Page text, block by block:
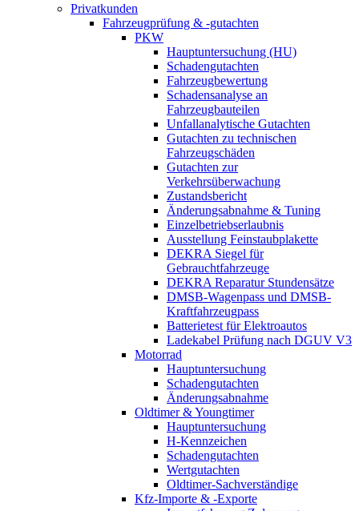
Privatkunden
Fahrzeugprüfung & -gutachten
PKW
Hauptuntersuchung (HU)
Schadengutachten
Fahrzeugbewertung
Schadensanalyse an
Fahrzeugbauteilen
Unfallanalytische Gutachten
Gutachten zu technischen
Fahrzeugschäden
Gutachten zur
Verkehrsüberwachung
Zustandsbericht
Änderungsabnahme & Tuning
Einzelbetriebserlaubnis
Ausstellung Feinstaubplakette
DEKRA Siegel für
Gebrauchtfahrzeuge
DEKRA Reparatur Stundensätze
DMSB-Wagenpass und DMSB-
Kraftfahrzeugpass
Batterietest für Elektroautos
Ladekabel Prüfung nach DGUV V3
Motorrad
Hauptuntersuchung
Schadengutachten
Änderungsabnahme
Oldtimer & Youngtimer
Hauptuntersuchung
H-Kennzeichen
Schadengutachten
Wertgutachten
Oldtimer-Sachverständige
Kfz-Importe & -Exporte